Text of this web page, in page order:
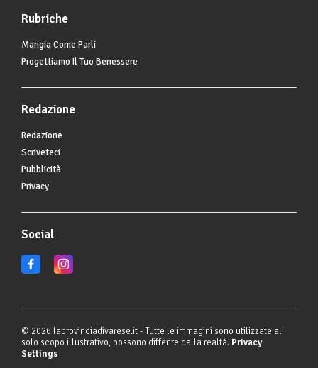
Rubriche
Mangia Come Parli
Progettiamo Il Tuo Benessere
Redazione
Redazione
Scriveteci
Pubblicità
Privacy
Social
© 2026 laprovinciadivarese.it - Tutte le immagini sono utilizzate al
solo scopo illustrativo, possono differire dalla realtà. Privacy
Settings